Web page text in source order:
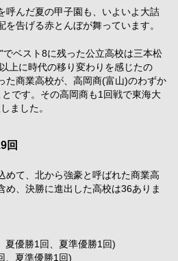
んだ夏の甲子園も、いよいよ大詰
告げる赤とんぼが舞っています。
ベスト8に残った公立高校は三本松
上に時代の移り変わりを感じたの
た商業高校が、高岡商(富山)のわずか
です。その高岡商も1回戦で東海大
ました。
回
て、北から強豪と呼ばれた商業高
め、決勝に進出した高校は36ありま
夏優勝1回、夏準優勝1回)
、夏準優勝1回)